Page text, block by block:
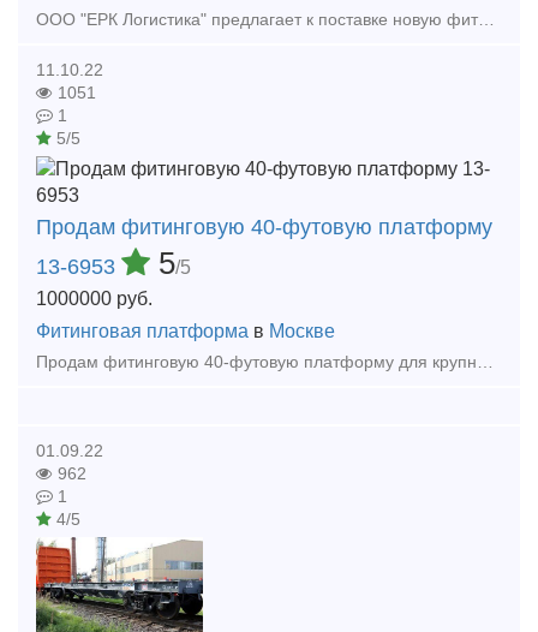
11.10.22
1051
1
5/5
Продам фитинговую 40-футовую платформу
13-6953
5/5
1000000 руб.
Фитинговая платформа в Москве
01.09.22
962
1
4/5